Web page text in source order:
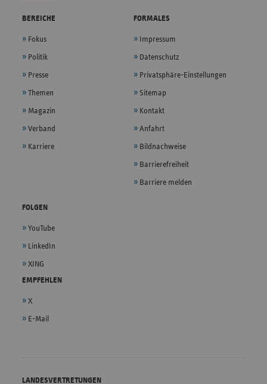
BEREICHE
Fokus
Politik
Presse
Themen
Magazin
Verband
Karriere
FORMALES
Impressum
Datenschutz
Privatsphäre-Einstellungen
Sitemap
Kontakt
Anfahrt
Bildnachweise
Barrierefreiheit
Barriere melden
FOLGEN
YouTube
LinkedIn
XING
EMPFEHLEN
X
E-Mail
LANDESVERTRETUNGEN